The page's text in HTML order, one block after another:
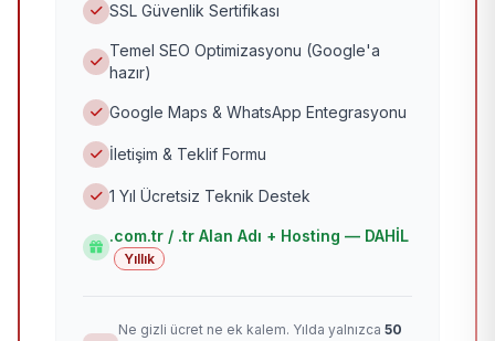
SSL Güvenlik Sertifikası
Temel SEO Optimizasyonu (Google'a
hazır)
Google Maps & WhatsApp Entegrasyonu
İletişim & Teklif Formu
1 Yıl Ücretsiz Teknik Destek
.com.tr / .tr Alan Adı + Hosting — DAHİL
Yıllık
Ne gizli ücret ne ek kalem. Yılda yalnızca 50